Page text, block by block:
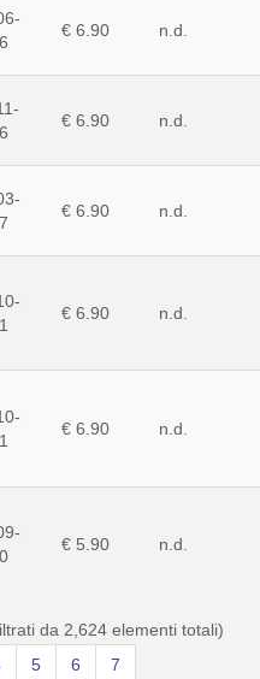
€ 6.90 n.d.
€ 6.90 n.d.
€ 6.90 n.d.
€ 6.90 n.d.
€ 6.90 n.d.
€ 5.90 n.d.
da 2,624 elementi totali)
5 6 7